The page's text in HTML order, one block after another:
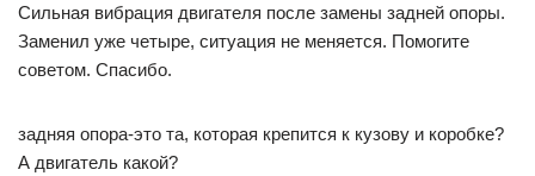
Сильная вибрация двигателя после замены задней опоры.
Заменил уже четыре, ситуация не меняется. Помогите
советом. Спасибо.
задняя опора-это та, которая крепится к кузову и коробке?
А двигатель какой?